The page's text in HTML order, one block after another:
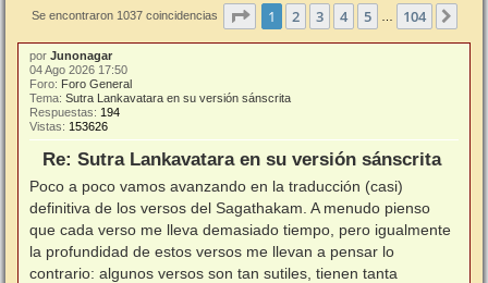
Se encontraron 1037 coincidencias Página de 104
1 2 3 4 5 104
por Junonagar
04 Ago 2026 17:50
Foro: Foro General
Tema: Sutra Lankavatara en su versión sánscrita
Respuestas: 194
Vistas: 153626
Re: Sutra Lankavatara en su versión sánscrita
Poco a poco vamos avanzando en la traducción (casi)
definitiva de los versos del Sagathakam. A menudo pienso
que cada verso me lleva demasiado tiempo, pero igualmente
la profundidad de estos versos me llevan a pensar lo
contrario: algunos versos son tan sutiles, tienen tanta